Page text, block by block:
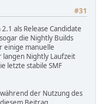
#31
als Release Candidate
die Nightly Builds
einige manuelle
langen Nightly Laufzeit
letzte stabile SMF
der Nutzung des